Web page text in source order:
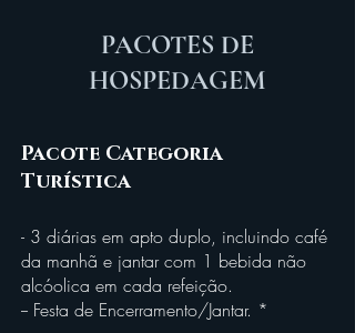
PACOTES DE
HOSPEDAGEM
Pacote Categoria
Turística
- 3 diárias em apto duplo, incluindo café
da manhã e jantar com 1 bebida não
alcóolica em cada refeição.
-- Festa de Encerramento/Jantar. *